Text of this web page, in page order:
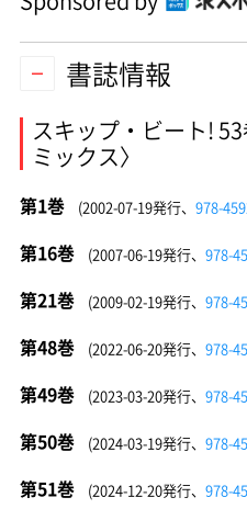
書誌情報
スキップ・ビート!
ミックス〉
第1巻 (2002-07-19発行、 978-
第16巻 (2007-06-19発行、 978-
第21巻 (2009-02-19発行、 978-
第48巻 (2022-06-20発行、 978-
第49巻 (2023-03-20発行、 978-
第50巻 (2024-03-19発行、 978-
第51巻 (2024-12-20発行、 978-